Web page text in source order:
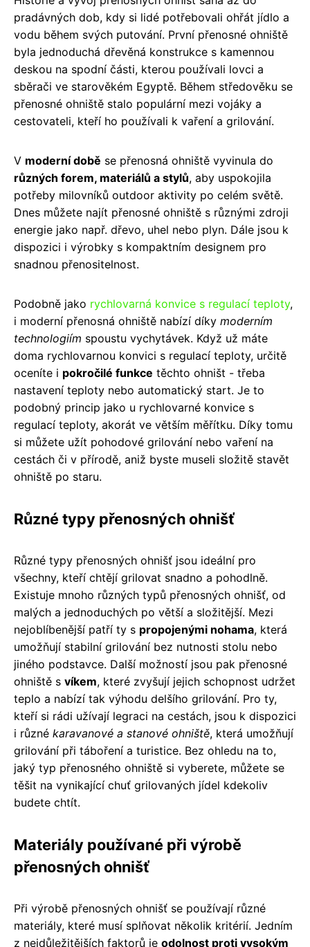
pradávných dob, kdy si lidé potřebovali ohřát jídlo a
vodu během svých putování. První přenosné ohniště
byla jednoduchá dřevěná konstrukce s kamennou
deskou na spodní části, kterou používali lovci a
sběrači ve starověkém Egyptě. Během středověku se
přenosné ohniště stalo populární mezi vojáky a
cestovateli, kteří ho používali k vaření a grilování.
V moderní době se přenosná ohniště vyvinula do
různých forem, materiálů a stylů, aby uspokojila
potřeby milovníků outdoor aktivity po celém světě.
Dnes můžete najít přenosné ohniště s různými zdroji
energie jako např. dřevo, uhel nebo plyn. Dále jsou k
dispozici i výrobky s kompaktním designem pro
snadnou přenositelnost.
Podobně jako rychlovarná konvice s regulací teploty,
i moderní přenosná ohniště nabízí díky moderním
technologiím spoustu vychytávek. Když už máte
doma rychlovarnou konvici s regulací teploty, určitě
oceníte i pokročilé funkce těchto ohništ - třeba
nastavení teploty nebo automatický start. Je to
podobný princip jako u rychlovarné konvice s
regulací teploty, akorát ve větším měřítku. Díky tomu
si můžete užít pohodové grilování nebo vaření na
cestách či v přírodě, aniž byste museli složitě stavět
ohniště po staru.
Různé typy přenosných ohnišť
Různé typy přenosných ohnišť jsou ideální pro
všechny, kteří chtějí grilovat snadno a pohodlně.
Existuje mnoho různých typů přenosných ohnišť, od
malých a jednoduchých po větší a složitější. Mezi
nejoblíbenější patří ty s propojenými nohama, která
umožňují stabilní grilování bez nutnosti stolu nebo
jiného podstavce. Další možností jsou pak přenosné
ohniště s víkem, které zvyšují jejich schopnost udržet
teplo a nabízí tak výhodu delšího grilování. Pro ty,
kteří si rádi užívají legraci na cestách, jsou k dispozici
i různé karavanové a stanové ohniště, která umožňují
grilování při táboření a turistice. Bez ohledu na to,
jaký typ přenosného ohniště si vyberete, můžete se
těšit na vynikající chuť grilovaných jídel kdekoliv
budete chtít.
Materiály používané při výrobě
přenosných ohnišť
Při výrobě přenosných ohnišť se používají různé
materiály, které musí splňovat několik kritérií. Jedním
z nejdůležitějších faktorů je odolnost proti vysokým